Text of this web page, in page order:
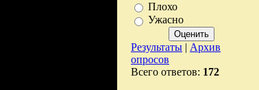
Плохо
Ужасно
Результаты | Архив
опросов
Всего ответов: 172